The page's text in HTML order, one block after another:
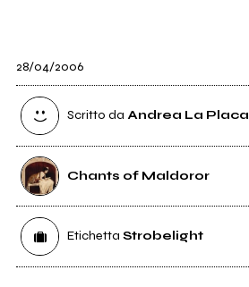
28/04/2006
Scritto da Andrea La Placa
Chants of Maldoror
Etichetta Strobelight